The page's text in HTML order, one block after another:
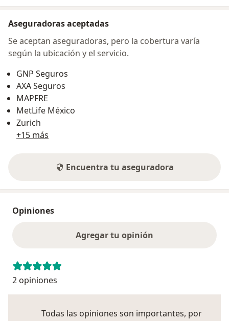
Aseguradoras aceptadas
Se aceptan aseguradoras, pero la cobertura varía
según la ubicación y el servicio.
GNP Seguros
AXA Seguros
MAPFRE
MetLife México
Zurich
+15 más
Encuentra tu aseguradora
Opiniones
Agregar tu opinión
2 opiniones
Todas las opiniones son importantes, por